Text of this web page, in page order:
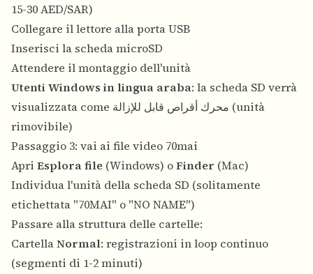
15-30 AED/SAR)
Collegare il lettore alla porta USB
Inserisci la scheda microSD
Attendere il montaggio dell'unità
Utenti Windows in lingua araba: la scheda SD verrà
visualizzata come محرك أقراص قابل للإزالة (unità
rimovibile)
Passaggio 3: vai ai file video 70mai
Apri Esplora file (Windows) oFinder (Mac)
Individua l'unità della scheda SD (solitamente
etichettata "70MAI" o "NO NAME")
Passare alla struttura delle cartelle:
CartellaNormal: registrazioni in loop continuo
(segmenti di 1-2 minuti)